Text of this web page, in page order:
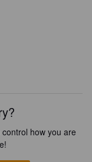
how you are